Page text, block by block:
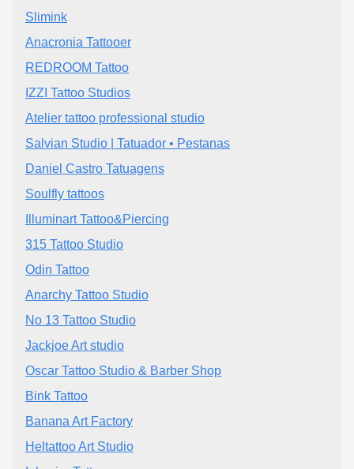
Slimink
Anacronia Tattooer
REDROOM Tattoo
IZZI Tattoo Studios
Atelier tattoo professional studio
Salvian Studio | Tatuador • Pestanas
Daniel Castro Tatuagens
Soulfly tattoos
Illuminart Tattoo&Piercing
315 Tattoo Studio
Odin Tattoo
Anarchy Tattoo Studio
No 13 Tattoo Studio
Jackjoe Art studio
Oscar Tattoo Studio & Barber Shop
Bink Tattoo
Banana Art Factory
Heltattoo Art Studio